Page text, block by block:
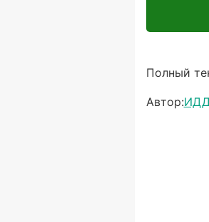
Полный
Автор: